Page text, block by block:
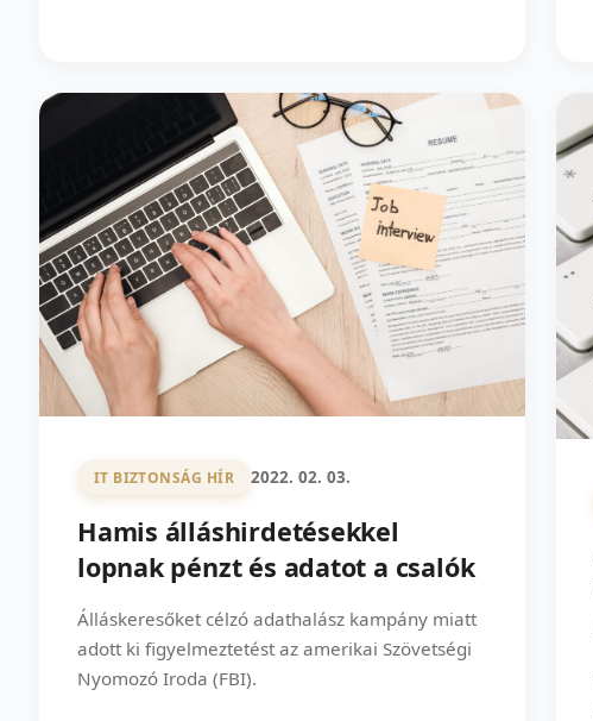
IT BIZTONSÁG HÍR 2022. 02. 03.
Hamis álláshirdetésekkel
lopnak pénzt és adatot a csalók
Álláskeresőket célzó adathalász kampány miatt
adott ki figyelmeztetést az amerikai Szövetségi
Nyomozó Iroda (FBI).